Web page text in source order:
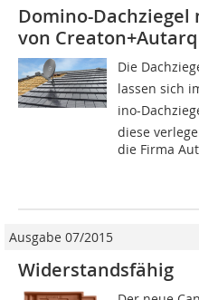
Domino-
von
Die
lassen sich
ino-
diese
die Firma
Ausgabe 07/2015
Widerstandsfähig